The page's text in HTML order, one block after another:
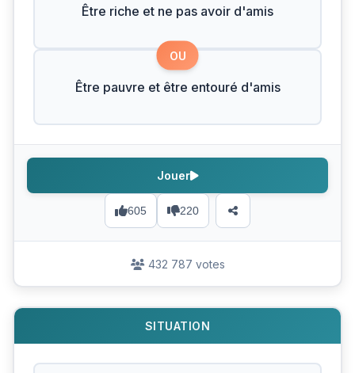
Être riche et ne pas avoir d'amis
OU
Être pauvre et être entouré d'amis
605 220
Jouer
432 787 votes
SITUATION